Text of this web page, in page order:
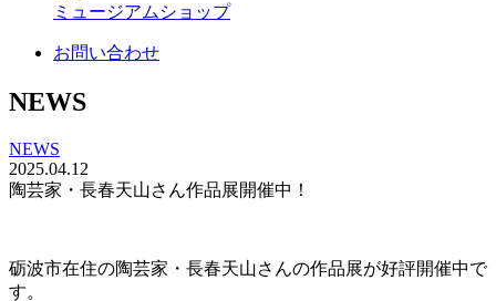
ミュージアムショップ
お問い合わせ
NEWS
NEWS
2025.04.12
陶芸家・長春天山さん作品展開催中！
砺波市在住の陶芸家・長春天山さんの作品展が好評開催中で
す。